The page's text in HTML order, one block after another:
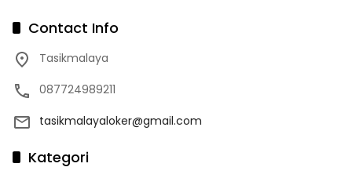
Contact Info
Tasikmalaya
087724989211
tasikmalayaloker@gmail.com
Kategori